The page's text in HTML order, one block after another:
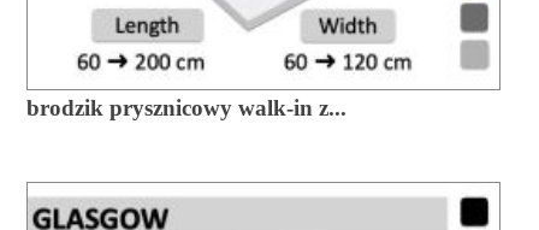
brodzik prysznicowy walk-in z...